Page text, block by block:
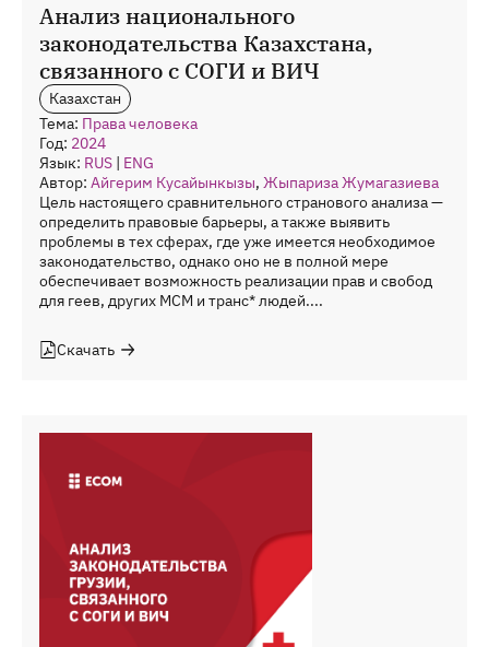
Анализ национального
законодательства Казахстана,
связанного с СОГИ и ВИЧ
Казахстан
Тема: Права человека
Год: 2024
Язык: RUS | ENG
Автор: Айгерим Кусайынкызы, Жыпариза Жумагазиева
Цель настоящего сравнительного странового анализа —
определить правовые барьеры, а также выявить
проблемы в тех сферах, где уже имеется необходимое
законодательство, однако оно не в полной мере
обеспечивает возможность реализации прав и свобод
для геев, других МСМ и транс* людей....
Скачать